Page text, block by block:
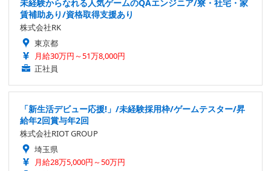
未経験からなれる人気ゲームのQAエンジニア/寮・社宅・家
賃補助あり/資格取得支援あり
株式会社RK
東京都
月給30万円～51万8,000円
正社員
「新生活デビュー応援!」/未経験採用枠/ゲームテスター/昇
給年2回賞与年2回
株式会社RIOT GROUP
埼玉県
月給28万5,000円～50万円